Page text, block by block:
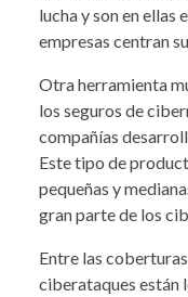
lucha y son en ellas
empresas centran
Otra herramienta
los seguros de
compañías
Este tipo de
pequeñas y
gran parte de los
Entre las
ciberataques están